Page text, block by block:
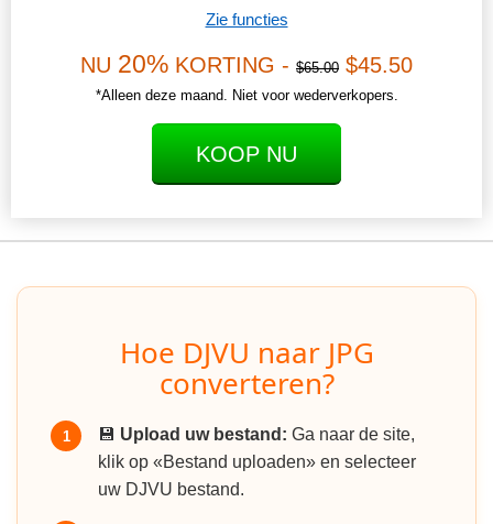
Zie functies
NU 20% KORTING - $65.00 $45.50
*Alleen deze maand. Niet voor wederverkopers.
KOOP NU
Hoe DJVU naar JPG
converteren?
1 💾 Upload uw bestand: Ga naar de site,
klik op «Bestand uploaden» en selecteer
uw DJVU bestand.